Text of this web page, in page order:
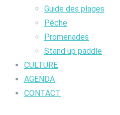
Guide des plages
Pêche
Promenades
Stand up paddle
CULTURE
AGENDA
CONTACT